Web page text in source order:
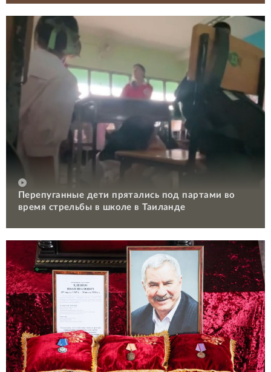
Перепуганные дети прятались под партами во
время стрельбы в школе в Таиланде